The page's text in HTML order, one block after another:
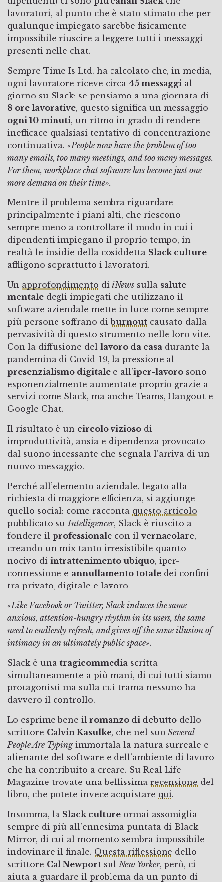
lavoratori, al punto che è stato stimato che per
qualunque impiegato sarebbe fisicamente
impossibile riuscire a leggere tutti i messaggi
presenti nelle chat.
Sempre Time Is Ltd. ha calcolato che, in media,
ogni lavoratore riceve circa 45 messaggi al
giorno su Slack: se pensiamo a una giornata di
8 ore lavorative, questo significa un messaggio
ogni 10 minuti, un ritmo in grado di rendere
inefficace qualsiasi tentativo di concentrazione
continuativa. «People now have the problem of too
many emails, too many meetings, and too many messages.
For them, workplace chat software has become just one
more demand on their time».
Mentre il problema sembra riguardare
principalmente i piani alti, che riescono
sempre meno a controllare il modo in cui i
dipendenti impiegano il proprio tempo, in
realtà le insidie della cosiddetta Slack culture
affligono soprattutto i lavoratori.
Un approfondimento di iNews sulla salute
mentale degli impiegati che utilizzano il
software aziendale mette in luce come sempre
più persone soffrano diburnout causato dalla
pervasività di questo strumento nelle loro vite.
Con la diffusione del lavoro da casa durante la
pandemina di Covid-19, la pressione al
presenzialismo digitale e all’iper-lavoro sono
esponenzialmente aumentate proprio grazie a
servizi come Slack, ma anche Teams, Hangout e
Google Chat.
Il risultato è un circolo vizioso di
improduttività, ansia e dipendenza provocato
dal suono incessante che segnala l’arriva di un
nuovo messaggio.
Perché all’elemento aziendale, legato alla
richiesta di maggiore efficienza, si aggiunge
quello social: come racconta questo articolo
pubblicato su Intelligencer, Slack è riuscito a
fondere il professionale con il vernacolare,
creando un mix tanto irresistibile quanto
nocivo di intrattenimento ubiquo, iper-
connessione e annullamento totale dei confini
tra privato, digitale e lavoro.
«Like Facebook or Twitter, Slack induces the same
anxious, attention-hungry rhythm in its users, the same
need to endlessly refresh, and gives off the same illusion of
intimacy in an ultimately public space».
Slack è una tragicommedia scritta
simultaneamente a più mani, di cui tutti siamo
protagonisti ma sulla cui trama nessuno ha
davvero il controllo.
Lo esprime bene il romanzo di debutto dello
scrittore Calvin Kasulke, che nel suo Several
People Are Typingimmortala la natura surreale e
alienante del software e dell’ambiente di lavoro
che ha contribuito a creare. Su Real Life
Magazine trovate una bellissima recensione del
libro, che potete invece acquistare qui.
Insomma, la Slack culture ormai assomiglia
sempre di più all’ennesima puntata di Black
Mirror, di cui al momento sembra impossibile
indovinare il finale. Questa riflessione dello
scrittore Cal Newport sul New Yorker, però, ci
aiuta a guardare il problema da un punto di